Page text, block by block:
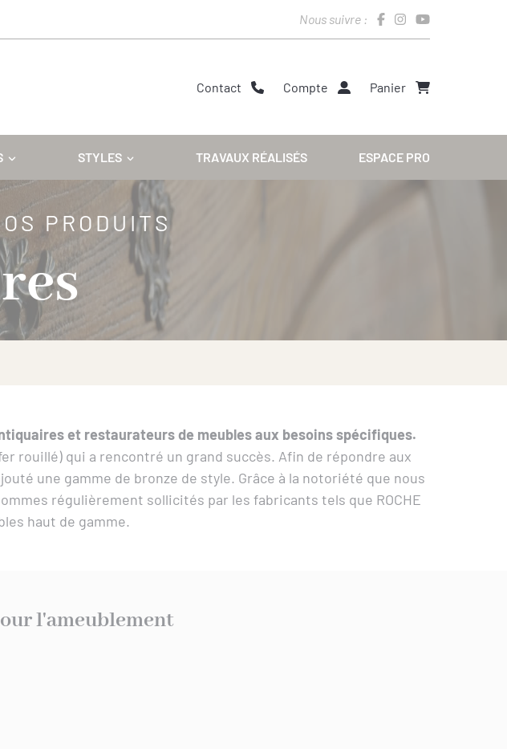
Nous suivre :
Contact Compte Panier
STYLES TRAVAUX RÉALISÉS ESPACE PRO
PRODUITS
et restaurateurs de meubles aux besoins spécifiques.
rouillé) qui a rencontré un grand succès. Afin de répondre aux
une gamme de bronze de style. Grâce à la notoriété que nous
régulièrement sollicités par les fabricants tels que ROCHE
haut de gamme.
l'ameublement